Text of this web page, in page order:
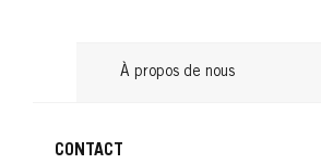
À propos de nous
CONTACT